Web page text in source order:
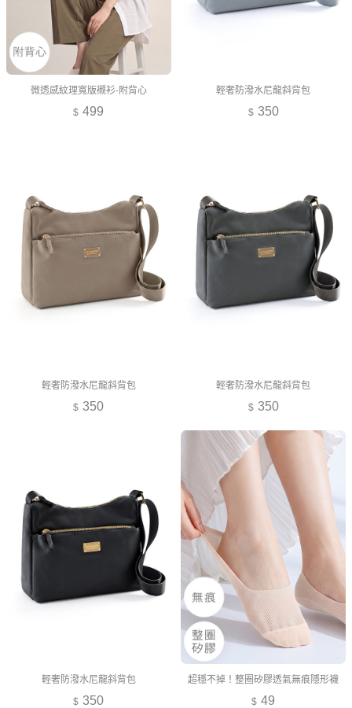
微透感紋理寬版襯衫-附背心
499
輕奢防潑水尼龍斜背包
350
輕奢防潑水尼龍斜背包
350
輕奢防潑水尼龍斜背包
350
輕奢防潑水尼龍斜背包
350
超穩不掉！整圈矽膠透氣無痕隱形襪
49